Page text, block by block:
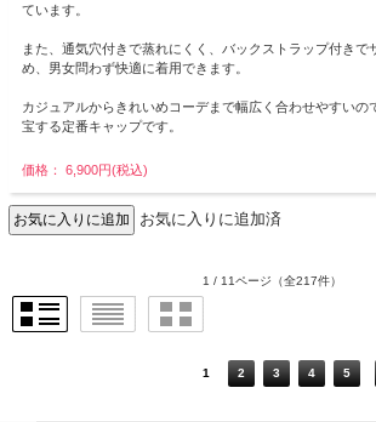
ています。
また、通気穴付きで蒸れにくく、バックストラップ付きで
め、男女問わず快適に着用できます。
カジュアルからきれいめコーデまで幅広く合わせやすいの
宝する定番キャップです。
価格： 6,900円(税込)
お気に入りに追加済
1 / 11ページ （全217件）
1 2 3 4 5